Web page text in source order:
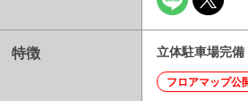
特徴 立体駐車場完備
フロアマップ公